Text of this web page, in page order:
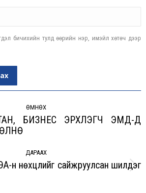
бичихийн тулд өөрийн нэр, имэйл хөтөч дээр
ӨМНӨХ
Previous
БИЗНЕС ЭРХЛЭГЧ ЭМД-Д
ДАРААХ
Next
н нөхцлийг сайжруулсан шилдэг